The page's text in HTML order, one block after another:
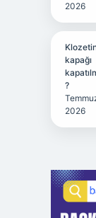
2026
kapağı
?
2026